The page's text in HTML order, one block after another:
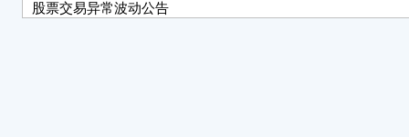
股票交易异常波动公告